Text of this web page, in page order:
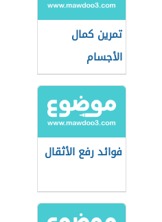
تمرين كمال
الأجسام
فوائد رفع الأثقال